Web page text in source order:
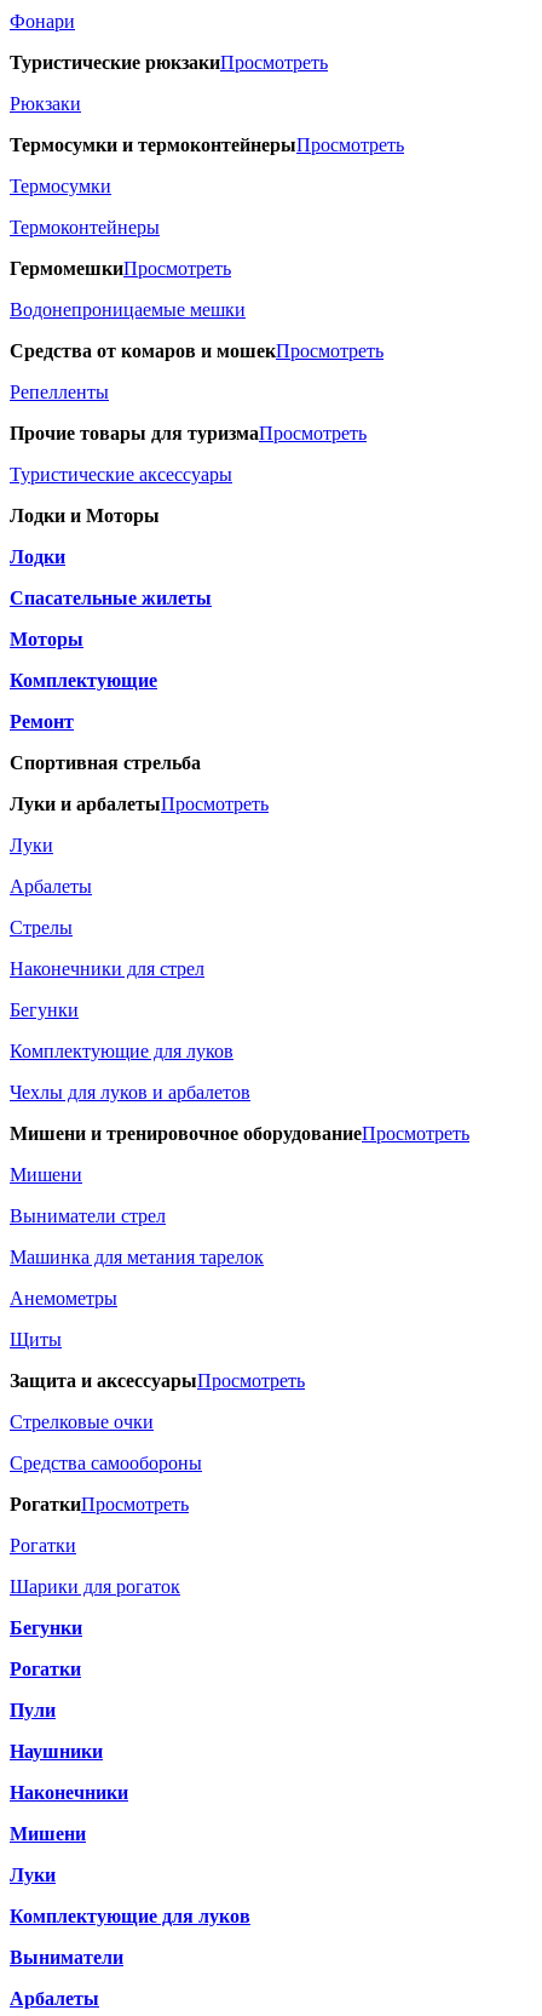
Фонари
Туристические рюкзакиПросмотреть
Рюкзаки
Термосумки и термоконтейнерыПросмотреть
Термосумки
Термоконтейнеры
ГермомешкиПросмотреть
Водонепроницаемые мешки
Средства от комаров и мошекПросмотреть
Репелленты
Прочие товары для туризмаПросмотреть
Туристические аксессуары
Лодки и Моторы
Лодки
Спасательные жилеты
Моторы
Комплектующие
Ремонт
Спортивная стрельба
Луки и арбалетыПросмотреть
Луки
Арбалеты
Стрелы
Наконечники для стрел
Бегунки
Комплектующие для луков
Чехлы для луков и арбалетов
Мишени и тренировочное оборудованиеПросмотреть
Мишени
Выниматели стрел
Машинка для метания тарелок
Анемометры
Щиты
Защита и аксессуарыПросмотреть
Стрелковые очки
Средства самообороны
РогаткиПросмотреть
Рогатки
Шарики для рогаток
Бегунки
Рогатки
Пули
Наушники
Наконечники
Мишени
Луки
Комплектующие для луков
Выниматели
Арбалеты